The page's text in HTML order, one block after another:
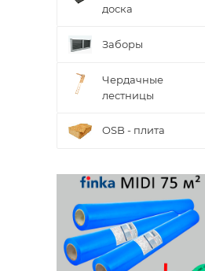
доска
Заборы
Чердачные
лестницы
OSB - плита